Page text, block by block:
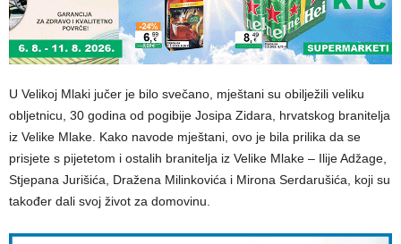
U Velikoj Mlaki jučer je bilo svečano, mještani su obilježili veliku
obljetnicu, 30 godina od pogibije Josipa Zidara, hrvatskog branitelja
iz Velike Mlake. Kako navode mještani, ovo je bila prilika da se
prisjete s pijetetom i ostalih branitelja iz Velike Mlake – Ilije Adžage,
Stjepana Jurišića, Dražena Milinkovića i Mirona Serdarušića, koji su
također dali svoj život za domovinu.